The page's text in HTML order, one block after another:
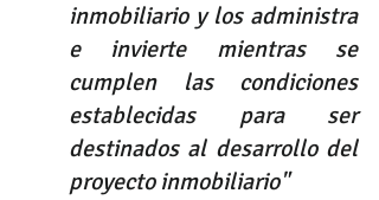
inmobiliario y los administra
e invierte mientras se
cumplen las condiciones
establecidas para ser
destinados al desarrollo del
proyecto inmobiliario"